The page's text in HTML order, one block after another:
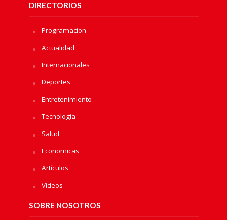
DIRECTORIOS
Programacion
Actualidad
Internacionales
Deportes
Entretenimiento
Tecnologia
Salud
Economicas
Artículos
Videos
SOBRE NOSOTROS